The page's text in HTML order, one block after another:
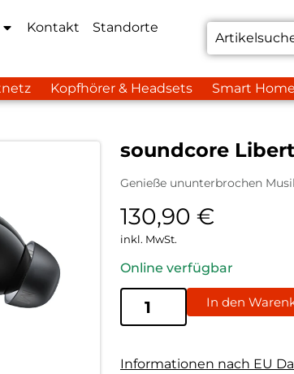
Kontakt
Standorte
Kopfhörer & Headsets Smart Home
soundcore
Genieße ununterbrochen
130,90 €
inkl. MwSt.
Online verfügbar
In den
Informationen nach EU